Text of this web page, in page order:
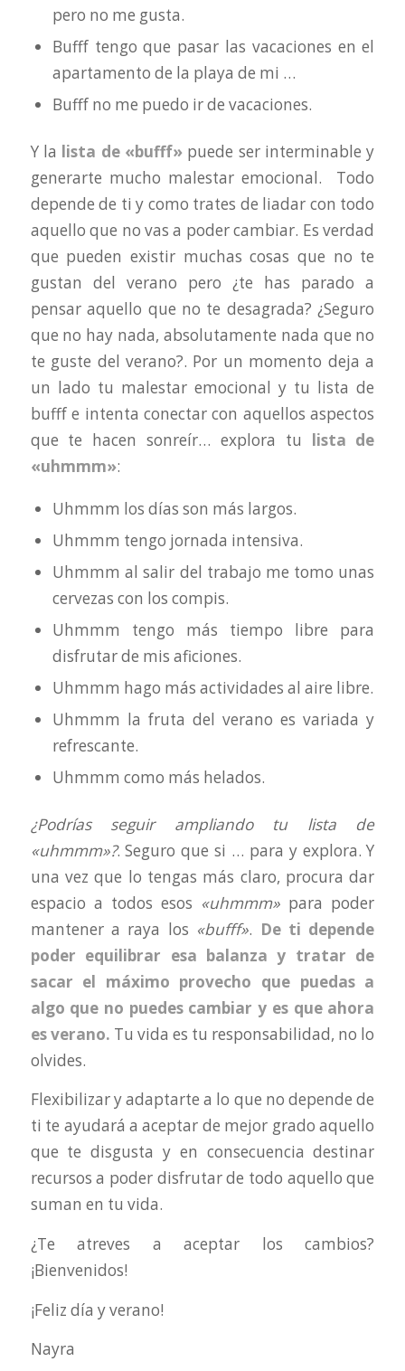
pero no me gusta.
Bufff tengo que pasar las vacaciones en el
apartamento de la playa de mi …
Bufff no me puedo ir de vacaciones.
Y la lista de «bufff» puede ser interminable y
generarte mucho malestar emocional. Todo
depende de ti y como trates de liadar con todo
aquello que no vas a poder cambiar. Es verdad
que pueden existir muchas cosas que no te
gustan del verano pero ¿te has parado a
pensar aquello que no te desagrada? ¿Seguro
que no hay nada, absolutamente nada que no
te guste del verano?. Por un momento deja a
un lado tu malestar emocional y tu lista de
bufff e intenta conectar con aquellos aspectos
que te hacen sonreír… explora tu lista de
«uhmmm»:
Uhmmm los días son más largos.
Uhmmm tengo jornada intensiva.
Uhmmm al salir del trabajo me tomo unas
cervezas con los compis.
Uhmmm tengo más tiempo libre para
disfrutar de mis aficiones.
Uhmmm hago más actividades al aire libre.
Uhmmm la fruta del verano es variada y
refrescante.
Uhmmm como más helados.
¿Podrías seguir ampliando tu lista de
«uhmmm»?. Seguro que si … para y explora. Y
una vez que lo tengas más claro, procura dar
espacio a todos esos «uhmmm» para poder
mantener a raya los «bufff». De ti depende
poder equilibrar esa balanza y tratar de
sacar el máximo provecho que puedas a
algo que no puedes cambiar y es que ahora
es verano. Tu vida es tu responsabilidad, no lo
olvides.
Flexibilizar y adaptarte a lo que no depende de
ti te ayudará a aceptar de mejor grado aquello
que te disgusta y en consecuencia destinar
recursos a poder disfrutar de todo aquello que
suman en tu vida.
¿Te atreves a aceptar los cambios?
¡Bienvenidos!
¡Feliz día y verano!
Nayra